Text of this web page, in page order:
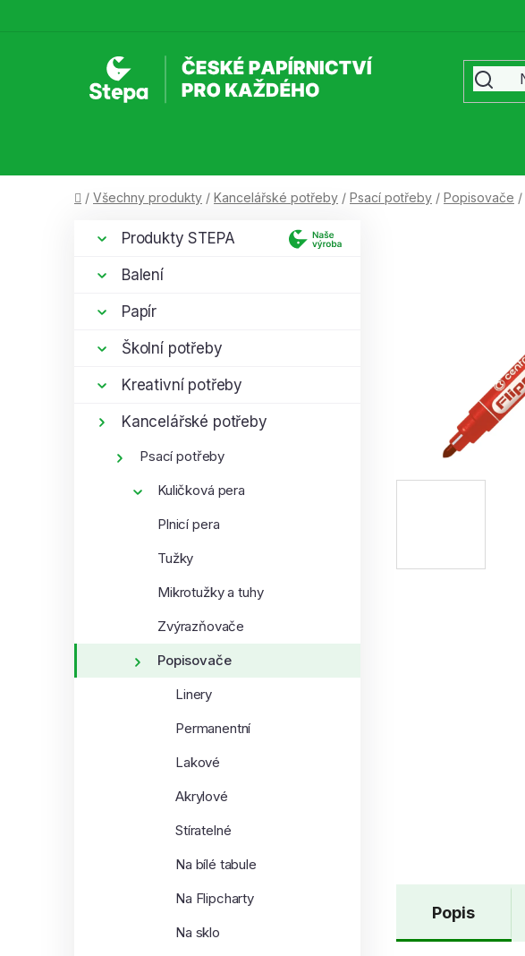
Domů
/ Všechny produkty / Kancelářské potřeby / Psací potřeby / Popisovače /
Přeskočit
kategorie
Produkty STEPA
Balení
Papír
Školní potřeby
Kreativní potřeby
Kancelářské potřeby
Psací potřeby
Kuličková pera
Plnicí pera
Tužky
Mikrotužky a tuhy
Zvýrazňovače
Popisovače
Linery
Permanentní
Lakové
Akrylové
Stíratelné
Na bílé tabule
Na Flipcharty
Na sklo
Popis